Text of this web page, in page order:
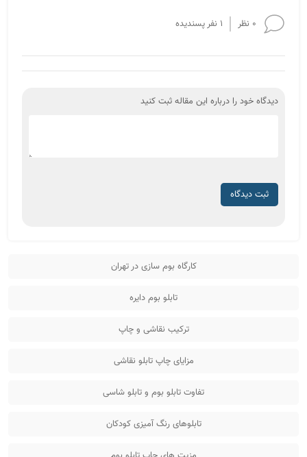
0 نظر 1 نفر پسندیده
دیدگاه خود را درباره این مقاله ثبت کنید
ثبت دیدگاه
کارگاه بوم ‌سازی در تهران
تابلو بوم دایره
ترکیب نقاشی و چاپ
مزایای چاپ تابلو نقاشی
تفاوت تابلو بوم و تابلو شاسی
تابلوهای رنگ آمیزی کودکان